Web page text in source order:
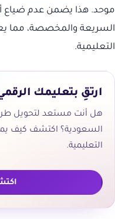
موحد. هذا يضمن عدم ضياع
السريعة والمخصصة، مما
التعليمية.
ارتقِ بتعليمك
هل أنت مستعد لتحويل
التعليمية.